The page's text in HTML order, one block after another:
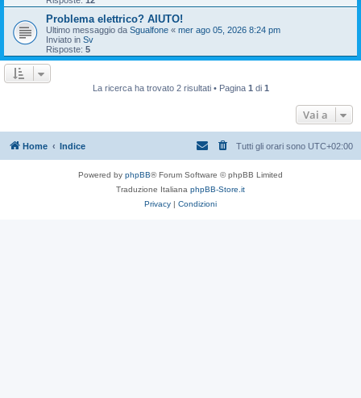
Problema elettrico? AIUTO!
Ultimo messaggio da Sgualfone « mer ago 05, 2026 8:24 pm
Inviato in Sv
Risposte: 5
La ricerca ha trovato 2 risultati • Pagina 1 di 1
Vai a
Home Indice Tutti gli orari sono UTC+02:00
Powered by phpBB® Forum Software © phpBB Limited
Traduzione Italiana phpBB-Store.it
Privacy | Condizioni